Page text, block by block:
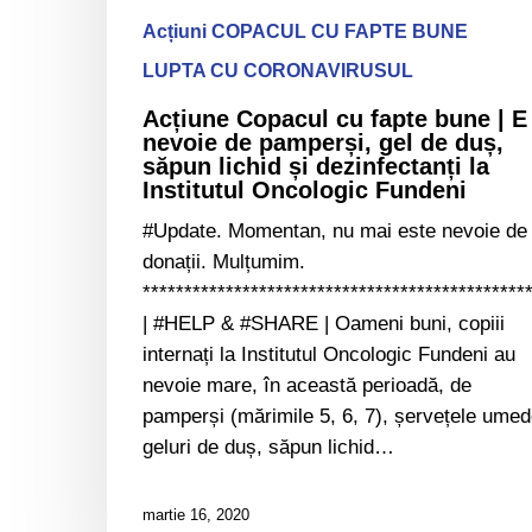
săpun
dezinfectanți
Institutul
Oncologic Fundeni
Acțiuni COPACUL CU FAPTE BUNE
LUPTA CU CORONAVIRUSUL
Acțiune Copacul cu fapte bune | E
nevoie de pamperși, gel de duș,
săpun lichid și dezinfectanți la
Institutul Oncologic Fundeni
#Update. Momentan, nu mai este nevoie de
donații. Mulțumim.
| #HELP & #SHARE | Oameni buni, copiii
internați la Institutul Oncologic Fundeni au
nevoie mare, în această perioadă, de
pamperși (mărimile 5, 6, 7), șervețele
geluri de duș, săpun lichid…
martie 16, 2020